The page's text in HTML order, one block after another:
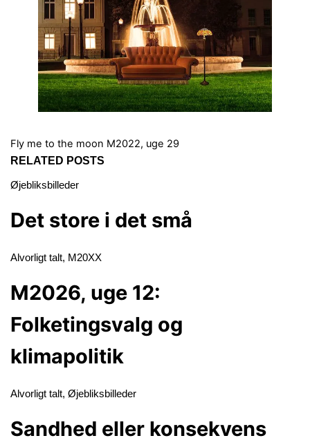
Fly me to the moon M2022, uge 29
RELATED POSTS
Øjebliksbilleder
Det store i det små
Alvorligt talt, M20XX
M2026, uge 12:
Folketingsvalg og
klimapolitik
Alvorligt talt, Øjebliksbilleder
Sandhed eller konsekvens